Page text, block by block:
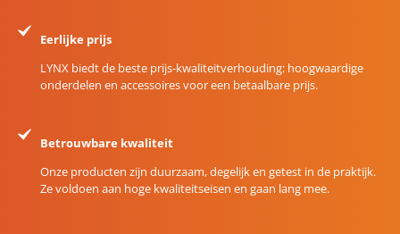
Eerlijke prijs
LYNX biedt de beste prijs-kwaliteitverhouding: hoogwaardige
onderdelen en accessoires voor een betaalbare prijs.
Betrouwbare kwaliteit
Onze producten zijn duurzaam, degelijk en getest in de praktijk.
Ze voldoen aan hoge kwaliteitseisen en gaan lang mee.